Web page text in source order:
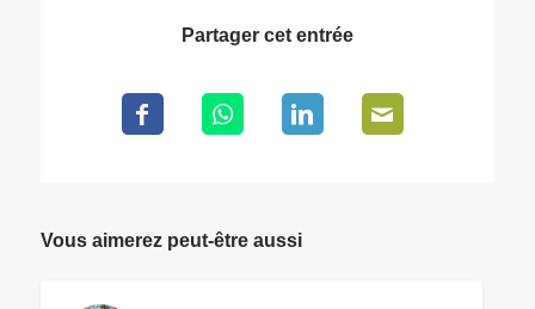
Partager cet entrée
Vous aimerez peut-être aussi